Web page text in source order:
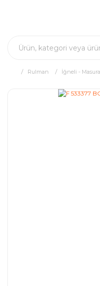
Rulman İğneli -